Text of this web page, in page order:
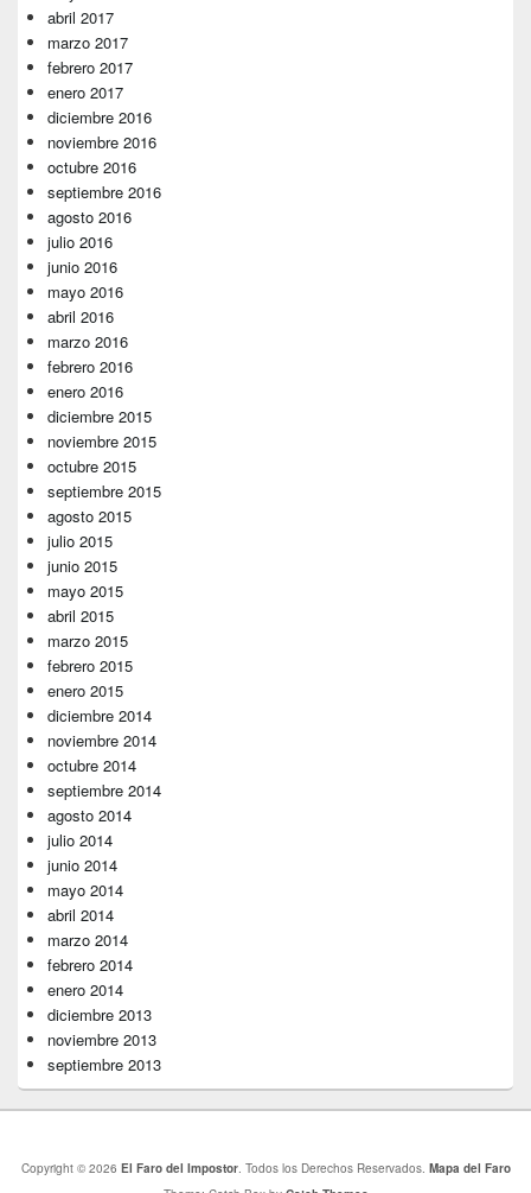
abril 2017
marzo 2017
febrero 2017
enero 2017
diciembre 2016
noviembre 2016
octubre 2016
septiembre 2016
agosto 2016
julio 2016
junio 2016
mayo 2016
abril 2016
marzo 2016
febrero 2016
enero 2016
diciembre 2015
noviembre 2015
octubre 2015
septiembre 2015
agosto 2015
julio 2015
junio 2015
mayo 2015
abril 2015
marzo 2015
febrero 2015
enero 2015
diciembre 2014
noviembre 2014
octubre 2014
septiembre 2014
agosto 2014
julio 2014
junio 2014
mayo 2014
abril 2014
marzo 2014
febrero 2014
enero 2014
diciembre 2013
noviembre 2013
septiembre 2013
Copyright © 2026 El Faro del Impostor. Todos los Derechos Reservados. Mapa del Faro